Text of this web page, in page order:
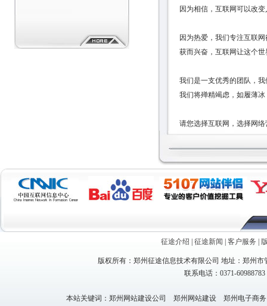
因为相信，互联网可以改
因为热爱，我们专注互联
获而兴奋，互联网让这个
我们是一支优秀的团队，
我们将殚精竭虑，如履薄
请您选择互联网，选择网
征途介绍 征途新闻 客户服务
版权所有：郑州征途信息技术有限公司 地址：郑州
联系电话：0371-
本站关键词：郑州网站建设公司 郑州网站建设 郑州电子